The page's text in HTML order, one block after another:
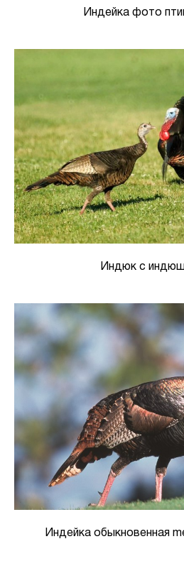
Индейка фото
Индюк с
Индейка обыкновенная